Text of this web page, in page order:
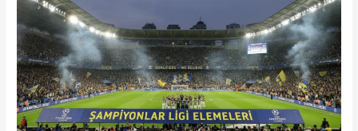
Ücretsiz
Bilet
Kampanyası
Duyurdu